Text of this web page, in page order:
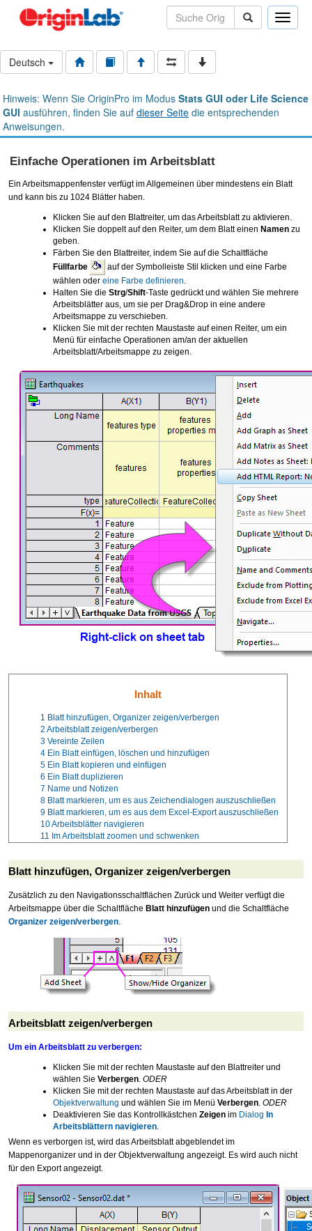
Toggle
Deutsch
Hinweis: Wenn Sie OriginPro im Modus Stats GUI oder Life Science
GUI ausführen, finden Sie auf dieser Seite die entsprechenden
Anweisungen.
Einfache Operationen im Arbeitsblatt
Ein Arbeitsmappenfenster verfügt im Allgemeinen über mindestens ein Blatt
und kann bis zu 1024 Blätter haben.
Klicken Sie auf den Blattreiter, um das Arbeitsblatt zu aktivieren.
Klicken Sie doppelt auf den Reiter, um dem Blatt einen Namen zu
geben.
Färben Sie den Blattreiter, indem Sie auf die Schaltfläche
Füllfarbe
auf der Symbolleiste Stil klicken und eine Farbe
wählen oder eine Farbe definieren.
Halten Sie die Strg/Shift-Taste gedrückt und wählen Sie mehrere
Arbeitsblätter aus, um sie per Drag&Drop in eine andere
Arbeitsmappe zu verschieben.
Klicken Sie mit der rechten Maustaste auf einen Reiter, um ein
Menü für einfache Operationen am/an der aktuellen
Arbeitsblatt/Arbeitsmappe zu zeigen.
Inhalt
1 Blatt hinzufügen, Organizer zeigen/verbergen
2 Arbeitsblatt zeigen/verbergen
3 Vereinte Zeilen
4 Ein Blatt einfügen, löschen und hinzufügen
5 Ein Blatt kopieren und einfügen
6 Ein Blatt duplizieren
7 Name und Notizen
8 Blatt markieren, um es aus Zeichendialogen auszuschließen
9 Blatt markieren, um es aus dem Excel-Export auszuschließen
10Arbeitsblätter navigieren
11 Im Arbeitsblatt zoomen und schwenken
Blatt hinzufügen, Organizer zeigen/verbergen
Zusätzlich zu den Navigationsschaltflächen Zurück und Weiter verfügt die
Arbeitsmappe über die Schaltfläche Blatt hinzufügen und die Schaltfläche
Organizer zeigen/verbergen.
Arbeitsblatt zeigen/verbergen
Um ein Arbeitsblatt zu verbergen:
Klicken Sie mit der rechten Maustaste auf den Blattreiter und
wählen Sie Verbergen. ODER
Klicken Sie mit der rechten Maustaste auf das Arbeitsblatt in der
Objektverwaltung und wählen Sie im Menü Verbergen. ODER
Deaktivieren Sie das Kontrollkästchen Zeigen im Dialog In
Arbeitsblättern navigieren.
Wenn es verborgen ist, wird das Arbeitsblatt abgeblendet im
Mappenorganizer und in der Objektverwaltung angezeigt. Es wird auch nicht
für den Export angezeigt.